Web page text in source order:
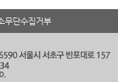
무단수집거부